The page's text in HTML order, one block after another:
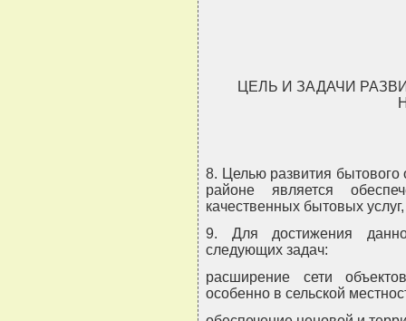
ЦЕЛЬ И ЗАДАЧИ
8. Целью развития
районе является
качественных бытовых
9. Для достижения
следующих задач:
расширение сети
особенно в сельской